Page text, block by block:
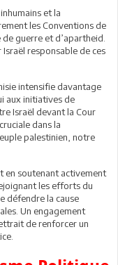
et la
les Conventions de
guerre et d’apartheid.
responsable de ces
intensifie davantage
aux initiatives de
Israël devant la Cour
dans la
palestinien, notre
en soutenant activement
les efforts du
défendre la cause
Un engagement
de renforcer un